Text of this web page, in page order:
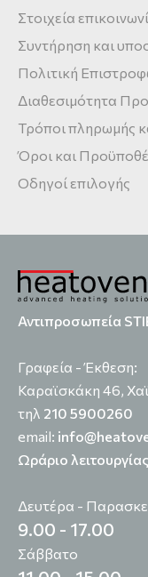
Στοιχεία
Συντήρηση και
Πολιτική
Διαθεσιμότητα
Τρόποι πληρωμής
Όροι και
Οδηγοί επιλογής
Αντιπροσωπεία
Γραφεία - Έκθεση:
Καραϊσκάκη 46,
τηλ 210 5900260
email:
Ωράριο λειτουργίας
Δευτέρα -
9.00 - 17.00
Σάββατο